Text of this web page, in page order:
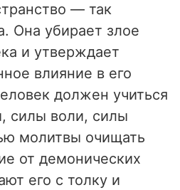
— так
Она убирает злое
и утверждает
влияние в его
должен учиться
силы воли, силы
молитвы очищать
от демонических
его с толку и